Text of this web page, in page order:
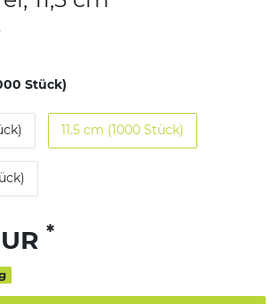
Stück)
11.5 cm (1000 Stück)
*